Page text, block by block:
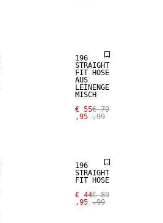
196
STRAIGHT
FIT HOSE
AUS
LEINENGE
MISCH
€ 55
,95
€ 79
,99
196
STRAIGHT
FIT HOSE
€ 44
,95
€ 89
,99